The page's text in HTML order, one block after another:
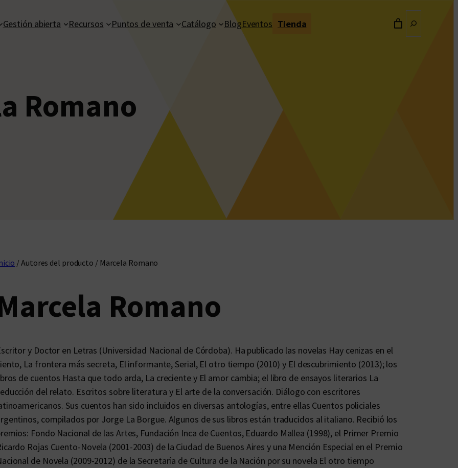
Gestión abierta Recursos Puntos de venta Catálogo BlogEventos Tienda
Romano
/ Autores del producto / Marcela Romano
Romano
y Doctor en Letras (Universidad Nacional de Córdoba). Ha publicado las novelas Hay cenizas en el
La frontera más secreta, El informante, Serial, El otro tiempo (2010) y El descubrimiento (2013); los
de cuentos Hasta que todo arda, La creciente y El amor cambia; el libro de ensayos literarios La
del relato. Escritos sobre literatura y El arte de la conversación. Diálogo con escritores
Sus cuentos han sido incluidos en diversas antologías, entre ellas Cuentos policiales
compilados por Jorge La Borgue. Algunos de sus libros están traducidos al italiano. Recibió los
Fondo Nacional de las Artes, Fundación Inca de Cuentos, Eduardo Mallea (1998), el Primer Premio
Rojas Cuento-Novela (2001-2003) de la Ciudad de Buenos Aires y una Mención Especial en el Premio
de Novela (2009-2012) de la Secretaría de Cultura de la Nación por su novela El otro tiempo